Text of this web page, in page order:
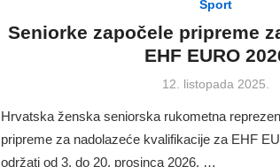
Sport
Seniorke započele pripreme
EHF EURO
Posted
12. listopada 2025.
Hrvatska ženska seniorska rukometna
pripreme za nadolazeće kvalifikacije za EHF
održati od 3. do 20. prosinca 2026. …